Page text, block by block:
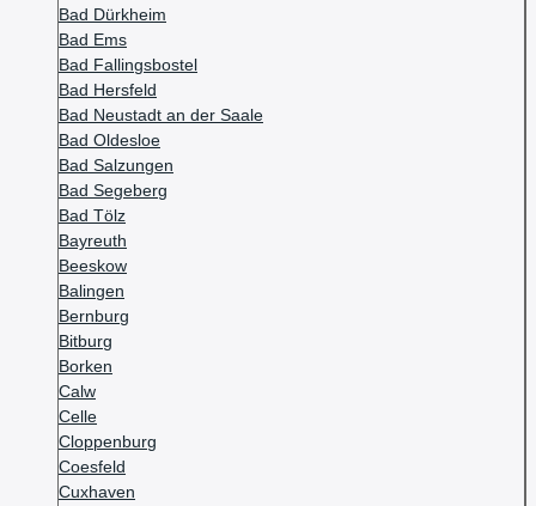
Bad Dürkheim
Bad Ems
Bad Fallingsbostel
Bad Hersfeld
Bad Neustadt an der Saale
Bad Oldesloe
Bad Salzungen
Bad Segeberg
Bad Tölz
Bayreuth
Beeskow
Balingen
Bernburg
Bitburg
Borken
Calw
Celle
Cloppenburg
Coesfeld
Cuxhaven